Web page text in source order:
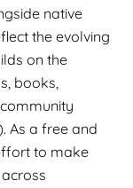
native
the evolving
on the
books,
As a free and
to make